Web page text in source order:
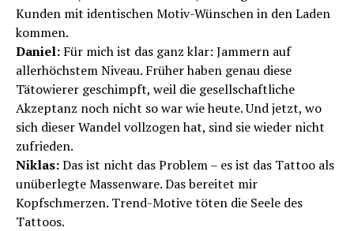
Kunden mit identischen Motiv-Wünschen in den Laden
kommen.
Daniel: Für mich ist das ganz klar: Jammern auf
allerhöchstem Niveau. Früher haben genau diese
Tätowierer geschimpft, weil die gesellschaftliche
Akzeptanz noch nicht so war wie heute. Und jetzt, wo
sich dieser Wandel vollzogen hat, sind sie wieder nicht
zufrieden.
Niklas:Das ist nicht das Problem – es ist das Tattoo als
unüberlegte Massenware. Das bereitet mir
Kopfschmerzen. Trend-Motive töten die Seele des
Tattoos.